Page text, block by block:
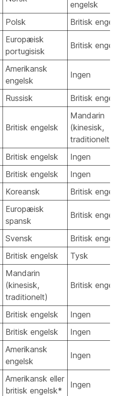
engelsk
Polsk Britisk
Europæisk
portugisisk
Britisk
Amerikansk
engelsk
Ingen
Russisk Britisk
Britisk engelsk
Mandarin
(kinesisk,
traditionelt)
Britisk engelsk
Ingen
Britisk engelsk
Ingen
Koreansk Britisk
Europæisk
spansk
Britisk
Svensk
Britisk
Britisk engelsk Tysk
Mandarin
(kinesisk,
traditionelt)
Britisk
Britisk engelsk
Ingen
Britisk engelsk Ingen
Amerikansk
engelsk
Ingen
Amerikansk eller
britisk engelsk*
Ingen